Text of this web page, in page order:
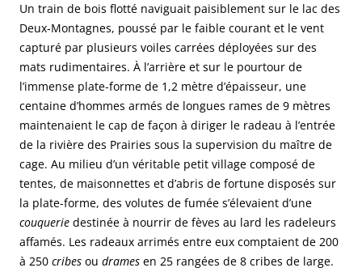
Un train de bois flotté naviguait paisiblement sur le lac des
Deux-Montagnes, poussé par le faible courant et le vent
capturé par plusieurs voiles carrées déployées sur des
mats rudimentaires. À l’arrière et sur le pourtour de
l’immense plate-forme de 1,2 mètre d’épaisseur, une
centaine d’hommes armés de longues rames de 9 mètres
maintenaient le cap de façon à diriger le radeau à l’entrée
de la rivière des Prairies sous la supervision du maître de
cage. Au milieu d’un véritable petit village composé de
tentes, de maisonnettes et d’abris de fortune disposés sur
la plate-forme, des volutes de fumée s’élevaient d’une
couquerie destinée à nourrir de fèves au lard les radeleurs
affamés. Les radeaux arrimés entre eux comptaient de 200
à 250 cribes ou drames en 25 rangées de 8 cribes de large.